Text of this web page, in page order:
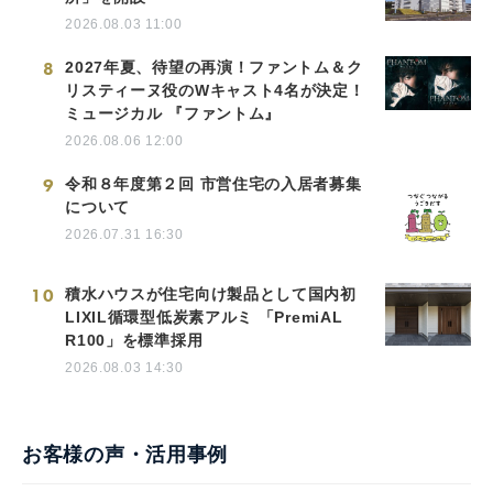
2026.08.03 11:00
8
2027年夏、待望の再演！ファントム＆ク
リスティーヌ役のWキャスト4名が決定！
ミュージカル 『ファントム』
2026.08.06 12:00
9
令和８年度第２回 市営住宅の入居者募集
について
2026.07.31 16:30
10
積水ハウスが住宅向け製品として国内初
LIXIL循環型低炭素アルミ 「PremiAL
R100」を標準採用
2026.08.03 14:30
お客様の声・活用事例